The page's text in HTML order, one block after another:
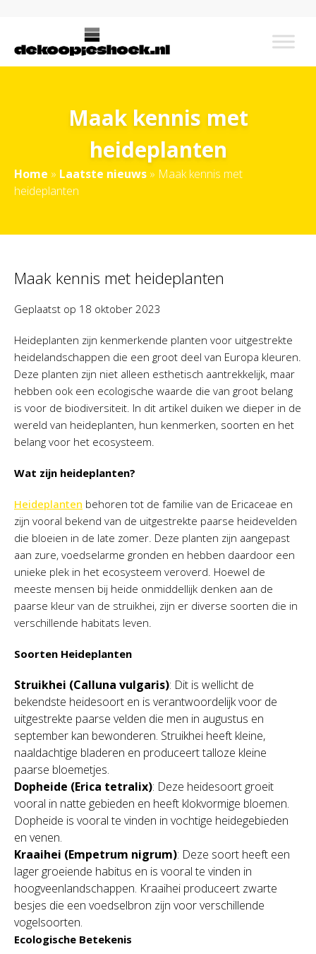
Maak kennis met
heideplanten
Home » Laatste nieuws » Maak kennis met
heideplanten
Maak kennis met heideplanten
Geplaatst op 18 oktober 2023
Heideplanten zijn kenmerkende planten voor uitgestrekte
heidelandschappen die een groot deel van Europa kleuren.
Deze planten zijn niet alleen esthetisch aantrekkelijk, maar
hebben ook een ecologische waarde die van groot belang
is voor de biodiversiteit. In dit artikel duiken we dieper in de
wereld van heideplanten, hun kenmerken, soorten en het
belang voor het ecosysteem.
Wat zijn heideplanten?
Heideplanten behoren tot de familie van de Ericaceae en
zijn vooral bekend van de uitgestrekte paarse heidevelden
die bloeien in de late zomer. Deze planten zijn aangepast
aan zure, voedselarme gronden en hebben daardoor een
unieke plek in het ecosysteem veroverd. Hoewel de
meeste mensen bij heide onmiddellijk denken aan de
paarse kleur van de struikhei, zijn er diverse soorten die in
verschillende habitats leven.
Soorten Heideplanten
Struikhei (Calluna vulgaris): Dit is wellicht de
bekendste heidesoort en is verantwoordelijk voor de
uitgestrekte paarse velden die men in augustus en
september kan bewonderen. Struikhei heeft kleine,
naaldachtige bladeren en produceert talloze kleine
paarse bloemetjes.
Dopheide (Erica tetralix): Deze heidesoort groeit
vooral in natte gebieden en heeft klokvormige bloemen.
Dopheide is vooral te vinden in vochtige heidegebieden
en venen.
Kraaihei (Empetrum nigrum): Deze soort heeft een
lager groeiende habitus en is vooral te vinden in
hoogveenlandschappen. Kraaihei produceert zwarte
besjes die een voedselbron zijn voor verschillende
vogelsoorten.
Ecologische Betekenis